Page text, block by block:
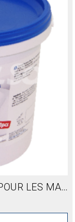
LINGETTES NETTOYANTES POUR LES MAINS